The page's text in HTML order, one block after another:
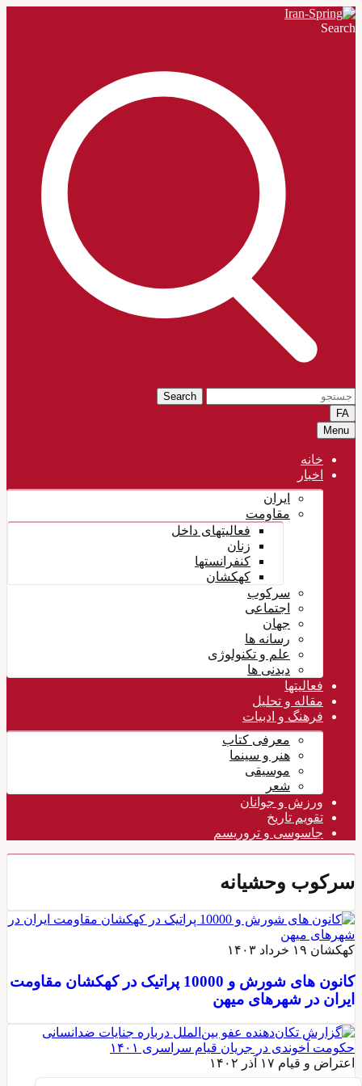
Search
Search
FA
Menu
خانه
اخبار
ایران
مقاومت
فعالیتهای داخل
زنان
کنفرانستها
کهکشان
سرکوب
اجتماعی
جهان
رسانه ها
علم و تکنولوژی
دیدنی ها
فعالیتها
مقاله و تحلیل
فرهنگ و ادبیات
معرفی کتاب
هنر و سینما
موسیقی
شعر
ورزش و جوانان
تقویم تاريخ
جاسوسی و تروریسم
سرکوب وحشیانه
کهکشان ۱۹ خرداد ۱۴۰۳
کانون های شورش و 10000 پراتیک در کهکشان مقاومت
ایران در شهرهای میهن
اعتراض و قیام ۱۷ آذر ۱۴۰۲